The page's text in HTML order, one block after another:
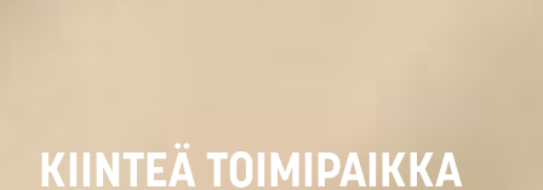
KIINTEÄ TOIMIPAIKKA